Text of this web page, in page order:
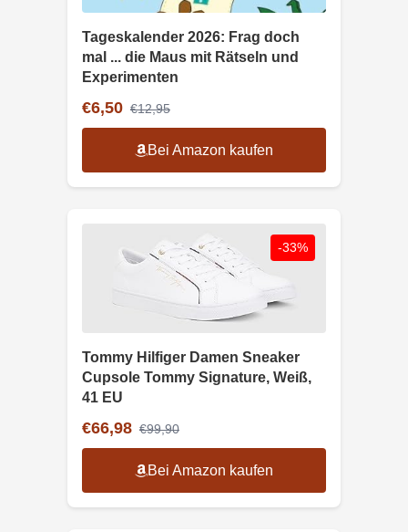
Tageskalender 2026: Frag doch
mal ... die Maus mit Rätseln und
Experimenten
€6,50 €12,95
Bei Amazon kaufen
-33%
Tommy Hilfiger Damen Sneaker
Cupsole Tommy Signature, Weiß,
41 EU
€66,98 €99,90
Bei Amazon kaufen